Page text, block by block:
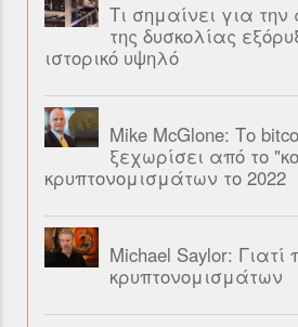
Τι σημαίνει για
της δυσκολίας
ιστορικό υψηλό
Mike McGlone: Το
ξεχωρίσει από το
κρυπτονομισμάτων το 2022
Michael Saylor:
κρυπτονομισμάτων